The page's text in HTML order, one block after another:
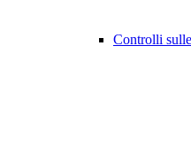
Controlli